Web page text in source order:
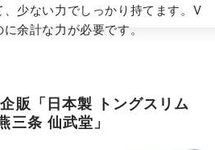
少ない力でしっかり持てます。V
余計な力が必要です。
企販「日本製 トングスリム
三条 仙武堂」